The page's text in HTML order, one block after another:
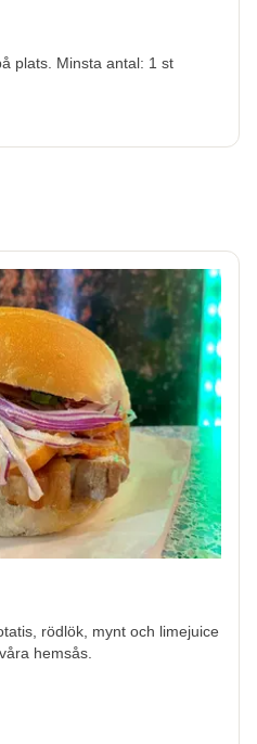
Om 3-fas, 16 amp, ej finns på plats. Minsta antal: 1 st
rödlök, mynt och limejuice
hemsås.